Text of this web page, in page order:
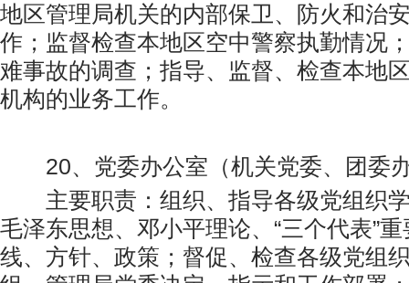
地区管理局机关的内部保卫、防火和治
作；监督检查本地区空中警察执勤情况
难事故的调查；指导、监督、检查本地
机构的业务工作。
20、党委办公室（机关党委、团委
主要职责：组织、指导各级党组织
毛泽东思想、邓小平理论、“三个代表”
线、方针、政策；督促、检查各级党组